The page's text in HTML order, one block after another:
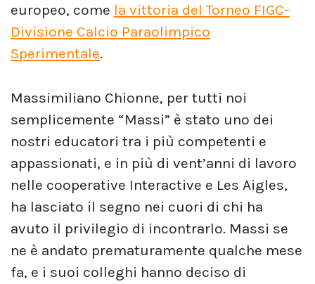
europeo, come la vittoria del Torneo FIGC-
Divisione Calcio Paraolimpico
Sperimentale.
Massimiliano Chionne, per tutti noi
semplicemente “Massi” è stato uno dei
nostri educatori tra i più competenti e
appassionati, e in più di vent’anni di lavoro
nelle cooperative Interactive e Les Aigles,
ha lasciato il segno nei cuori di chi ha
avuto il privilegio di incontrarlo. Massi se
ne è andato prematuramente qualche mese
fa, e i suoi colleghi hanno deciso di